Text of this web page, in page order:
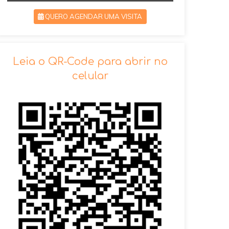
QUERO AGENDAR UMA VISITA
VOLTAR
Leia o QR-Code para abrir no
celular